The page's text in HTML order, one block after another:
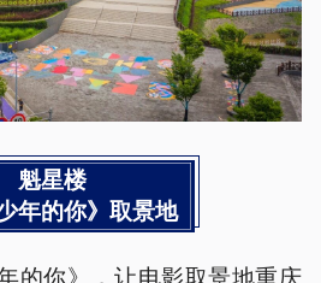
魁星楼
年的你》取景地
的你》，让电影取景地重庆